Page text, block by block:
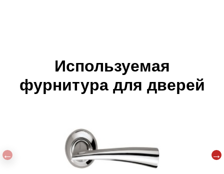
Используемая
фурнитура для дверей